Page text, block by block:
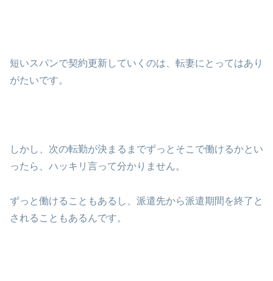
短いスパンで契約更新していくのは、転妻にとってはあり
がたいです。
しかし、次の転勤が決まるまでずっとそこで働けるかとい
ったら、ハッキリ言って分かりません。
ずっと働けることもあるし、派遣先から派遣期間を終了と
されることもあるんです。